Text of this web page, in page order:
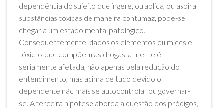
dependência do sujeito que ingere, ou aplica, ou aspira
substâncias tóxicas de maneira contumaz, pode-se
chegar a um estado mental patológico.
Consequentemente, dados os elementos químicos e
tóxicos que compõem as drogas, a mente é
seriamente afetada, não apenas pela redução do
entendimento, mas acima de tudo devido o
dependente não mais se autocontrolar ou governar-
se. A terceira hipótese aborda a questão dos pródigos,